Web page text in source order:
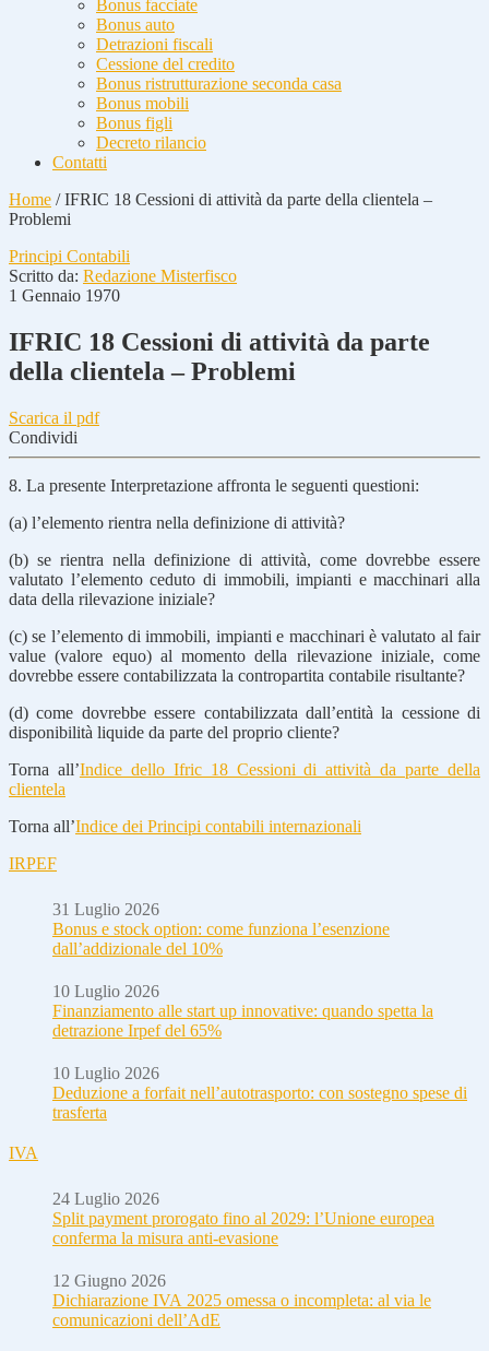
Bonus facciate
Bonus auto
Detrazioni fiscali
Cessione del credito
Bonus ristrutturazione seconda casa
Bonus mobili
Bonus figli
Decreto rilancio
Contatti
Home /IFRIC 18 Cessioni di attività da parte della clientela –
Problemi
Principi Contabili
Scritto da: Redazione Misterfisco
1 Gennaio 1970
IFRIC 18 Cessioni di attività da parte
della clientela – Problemi
Scarica il pdf
Condividi
8. La presente Interpretazione affronta le seguenti questioni:
(a) l’elemento rientra nella definizione di attività?
(b) se rientra nella definizione di attività, come dovrebbe essere
valutato l’elemento ceduto di immobili, impianti e macchinari alla
data della rilevazione iniziale?
(c) se l’elemento di immobili, impianti e macchinari è valutato al fair
value (valore equo) al momento della rilevazione iniziale, come
dovrebbe essere contabilizzata la contropartita contabile risultante?
(d) come dovrebbe essere contabilizzata dall’entità la cessione di
disponibilità liquide da parte del proprio cliente?
Torna all’Indice dello Ifric 18 Cessioni di attività da parte della
clientela
Torna all’Indice dei Principi contabili internazionali
IRPEF
31 Luglio 2026
Bonus e stock option: come funziona l’esenzione
dall’addizionale del 10%
10 Luglio 2026
Finanziamento alle start up innovative: quando spetta la
detrazione Irpef del 65%
10 Luglio 2026
Deduzione a forfait nell’autotrasporto: con sostegno spese di
trasferta
IVA
24 Luglio 2026
Split payment prorogato fino al 2029: l’Unione europea
conferma la misura anti-evasione
12 Giugno 2026
Dichiarazione IVA 2025 omessa o incompleta: al via le
comunicazioni dell’AdE